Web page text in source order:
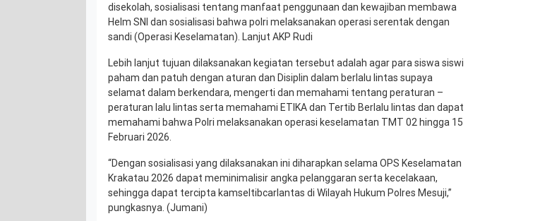
disekolah, sosialisasi tentang manfaat penggunaan dan kewajiban membawa
Helm SNI dan sosialisasi bahwa polri melaksanakan operasi serentak dengan
sandi (Operasi Keselamatan). Lanjut AKP Rudi
Lebih lanjut tujuan dilaksanakan kegiatan tersebut adalah agar para siswa siswi
paham dan patuh dengan aturan dan Disiplin dalam berlalu lintas supaya
selamat dalam berkendara, mengerti dan memahami tentang peraturan –
peraturan lalu lintas serta memahami ETIKA dan Tertib Berlalu lintas dan dapat
memahami bahwa Polri melaksanakan operasi keselamatan TMT 02 hingga 15
Februari 2026.
“Dengan sosialisasi yang dilaksanakan ini diharapkan selama OPS Keselamatan
Krakatau 2026 dapat meminimalisir angka pelanggaran serta kecelakaan,
sehingga dapat tercipta kamseltibcarlantas di Wilayah Hukum Polres Mesuji,”
pungkasnya. (Jumani)